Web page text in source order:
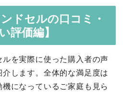
ドセルの口コミ・
評価編】
を実際に使った購入者の声
します。全体的な満足度は
になっているご家庭も見ら